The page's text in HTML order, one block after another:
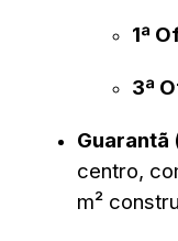
1ª
3ª
Guarantã
centro,
m²